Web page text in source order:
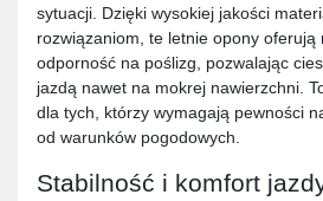
sytuacji. Dzięki wysokiej jakości
rozwiązaniom, te letnie opony oferują
odporność na poślizg, pozwalając
jazdą nawet na mokrej nawierzchni.
dla tych, którzy wymagają pewności
od warunków pogodowych.
Stabilność i komfort